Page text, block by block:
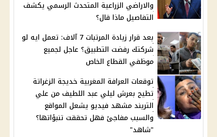
والاراضي الزراعية المتحدث الرسمي يكشف
التفاصيل ماذا قال؟
بعد قرار زيادة المرتبات 7 آلاف: تعمل ايه لو
شركتك رفضت التطبيق؟ عاجل لجميع
موظفي القطاع الخاص
توقعات العرافة المغربية خديجة الزغراتة
تطيح بعرش ليلي عبد اللطيف من علي
التريند مشهد فيديو يشعل المواقع
والسبب مفاجئ فهل تحققت تنبؤاتها؟
"شاهد"